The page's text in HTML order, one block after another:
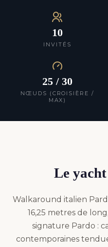
10
INVITÉS
25 / 30
NŒUDS (CROISIÈRE /
MAX)
Le yacht
Walkaround italien
16,25 metres de
signature Pardo :
contemporaines